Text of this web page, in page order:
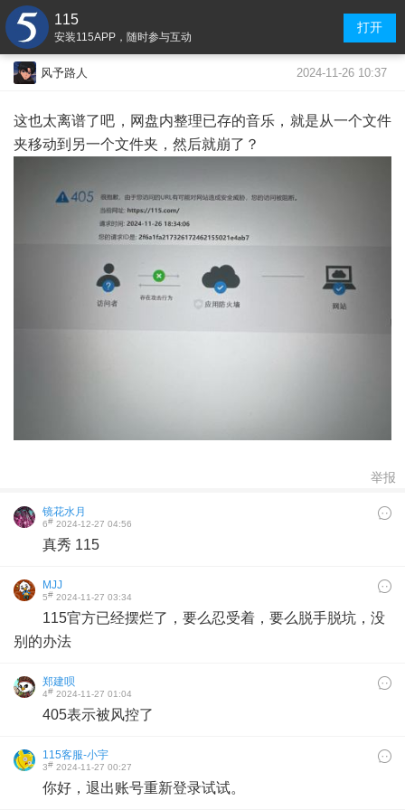
115
安装115APP，随时参与互动
打开
风予路人 2024-11-26 10:37
这也太离谱了吧，网盘内整理已存的音乐，就是从一个文件
夹移动到另一个文件夹，然后就崩了？
举报
镜花水月
6# 2024-12-27 04:56
真秀 115
MJJ
5# 2024-11-27 03:34
115官方已经摆烂了，要么忍受着，要么脱手脱坑，没
别的办法
郑建呗
4# 2024-11-27 01:04
405表示被风控了
115客服-小宇
3# 2024-11-27 00:27
你好，退出账号重新登录试试。